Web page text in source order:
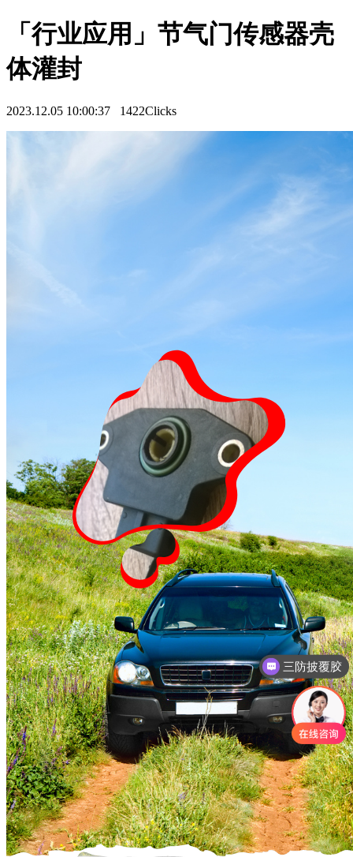
「行业应用」节气门传感器壳
体灌封
2023.12.05 10:00:37 1422Clicks
三防披覆胶